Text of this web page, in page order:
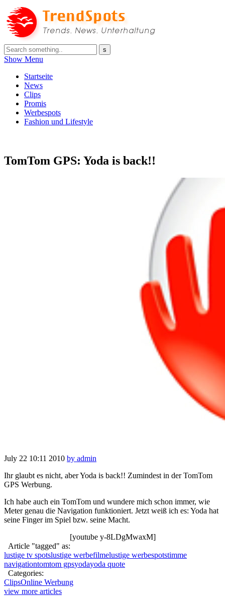
Show Menu
Startseite
News
Clips
Promis
Werbespots
Fashion und Lifestyle
TomTom GPS: Yoda is back!!
July 22 10:11 2010 by admin
Ihr glaubt es nicht, aber Yoda is back!! Zumindest in der TomTom
GPS Werbung.
Ich habe auch ein TomTom und wundere mich schon immer, wie
Meter genau die Navigation funktioniert. Jetzt weiß ich es: Yoda hat
seine Finger im Spiel bzw. seine Macht.
[youtube y-8LDgMwaxM]
Article "tagged" as:
lustige tv spotslustige werbefilmelustige werbespotstimme
navigationtomtom gpsyodayoda quote
Categories:
ClipsOnline Werbung
view more articles